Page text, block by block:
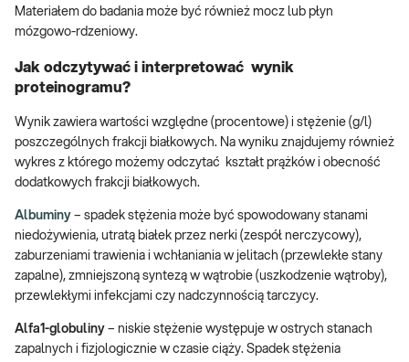
Materiałem do badania może być również mocz lub płyn
mózgowo-rdzeniowy.
Jak odczytywać i interpretować wynik
proteinogramu?
Wynik zawiera wartości względne (procentowe) i stężenie (g/l)
poszczególnych frakcji białkowych. Na wyniku znajdujemy również
wykres z którego możemy odczytać kształt prążków i obecność
dodatkowych frakcji białkowych.
Albuminy – spadek stężenia może być spowodowany stanami
niedożywienia, utratą białek przez nerki (zespół nerczycowy),
zaburzeniami trawienia i wchłaniania w jelitach (przewlekłe stany
zapalne), zmniejszoną syntezą w wątrobie (uszkodzenie wątroby),
przewlekłymi infekcjami czy nadczynnością tarczycy.
Alfa1-globuliny – niskie stężenie występuje w ostrych stanach
zapalnych i fizjologicznie w czasie ciąży. Spadek stężenia